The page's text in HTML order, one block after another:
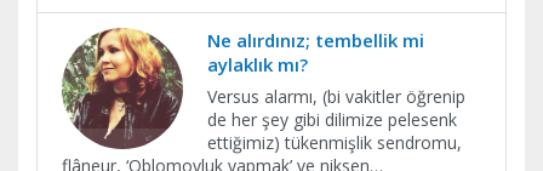
Ne alırdınız; tembellik mi
aylaklık mı?
Versus alarmı, (bi vakitler öğrenip
de her şey gibi dilimize pelesenk
ettiğimiz) tükenmişlik sendromu,
flâneur, ‘Oblomovluk yapmak’ ve niksen…